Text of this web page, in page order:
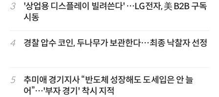
3
'상업용 디스플레이 빌려쓴다' …LG전자, 美 B2B 구독
시동
4 경찰 압수 코인, 두나무가 보관한다…최종 낙찰자 선정
5
추미애 경기지사 “반도체 성장해도 도세입은 안 늘
어”…'부자 경기' 착시 지적